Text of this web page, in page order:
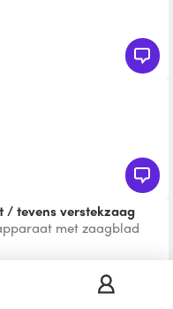
/ tevens verstekzaag
met zaagblad